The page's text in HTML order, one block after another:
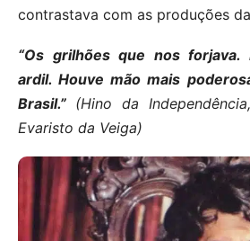
contrastava com as produções
“Os grilhões que nos forjava.
ardil. Houve mão mais
Brasil.” (Hino da
Evaristo da Veiga)